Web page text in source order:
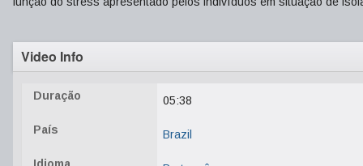
Video Info
Duração 05:38
País Brazil